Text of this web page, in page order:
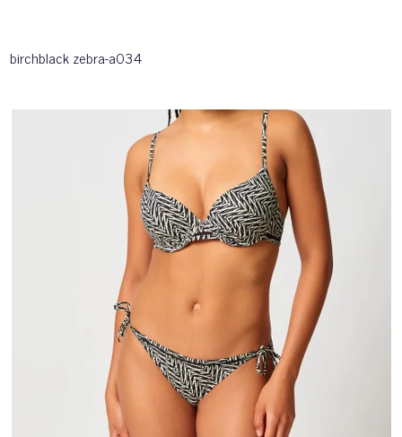
birchblack zebra-a034